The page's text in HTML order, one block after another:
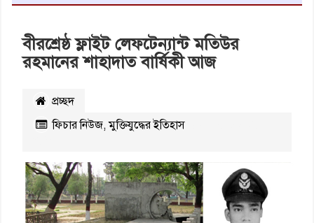
বীরশ্রেষ্ঠ ফ্লাইট লেফটেন্যান্ট মতিউর
রহমানের শাহাদাত বার্ষিকী আজ
প্রচ্ছদ
‌ফিচার নিউজ,মুক্তিযুদ্ধের ইতিহাস